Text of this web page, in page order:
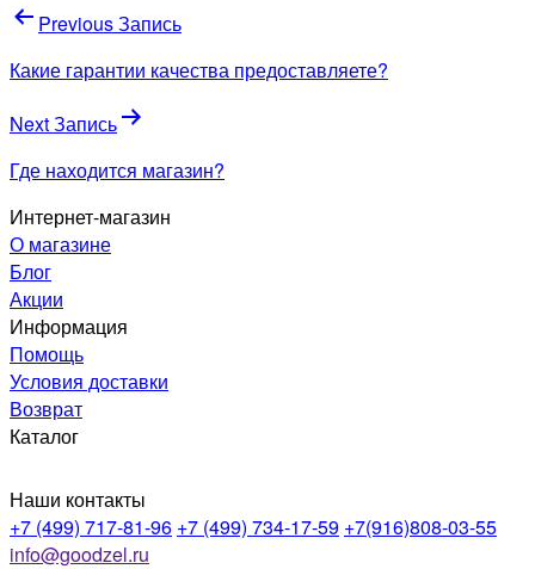
Навигация
по
Previous Запись
Какие гарантии качества предоставляете?
Next Запись
Где находится магазин?
Интернет-магазин
О магазине
Блог
Акции
Информация
Помощь
Условия доставки
Возврат
Каталог
Наши контакты
+7 (499) 717-81-96 +7 (499) 734-17-59 +7(916)808-03-55
info@goodzel.ru